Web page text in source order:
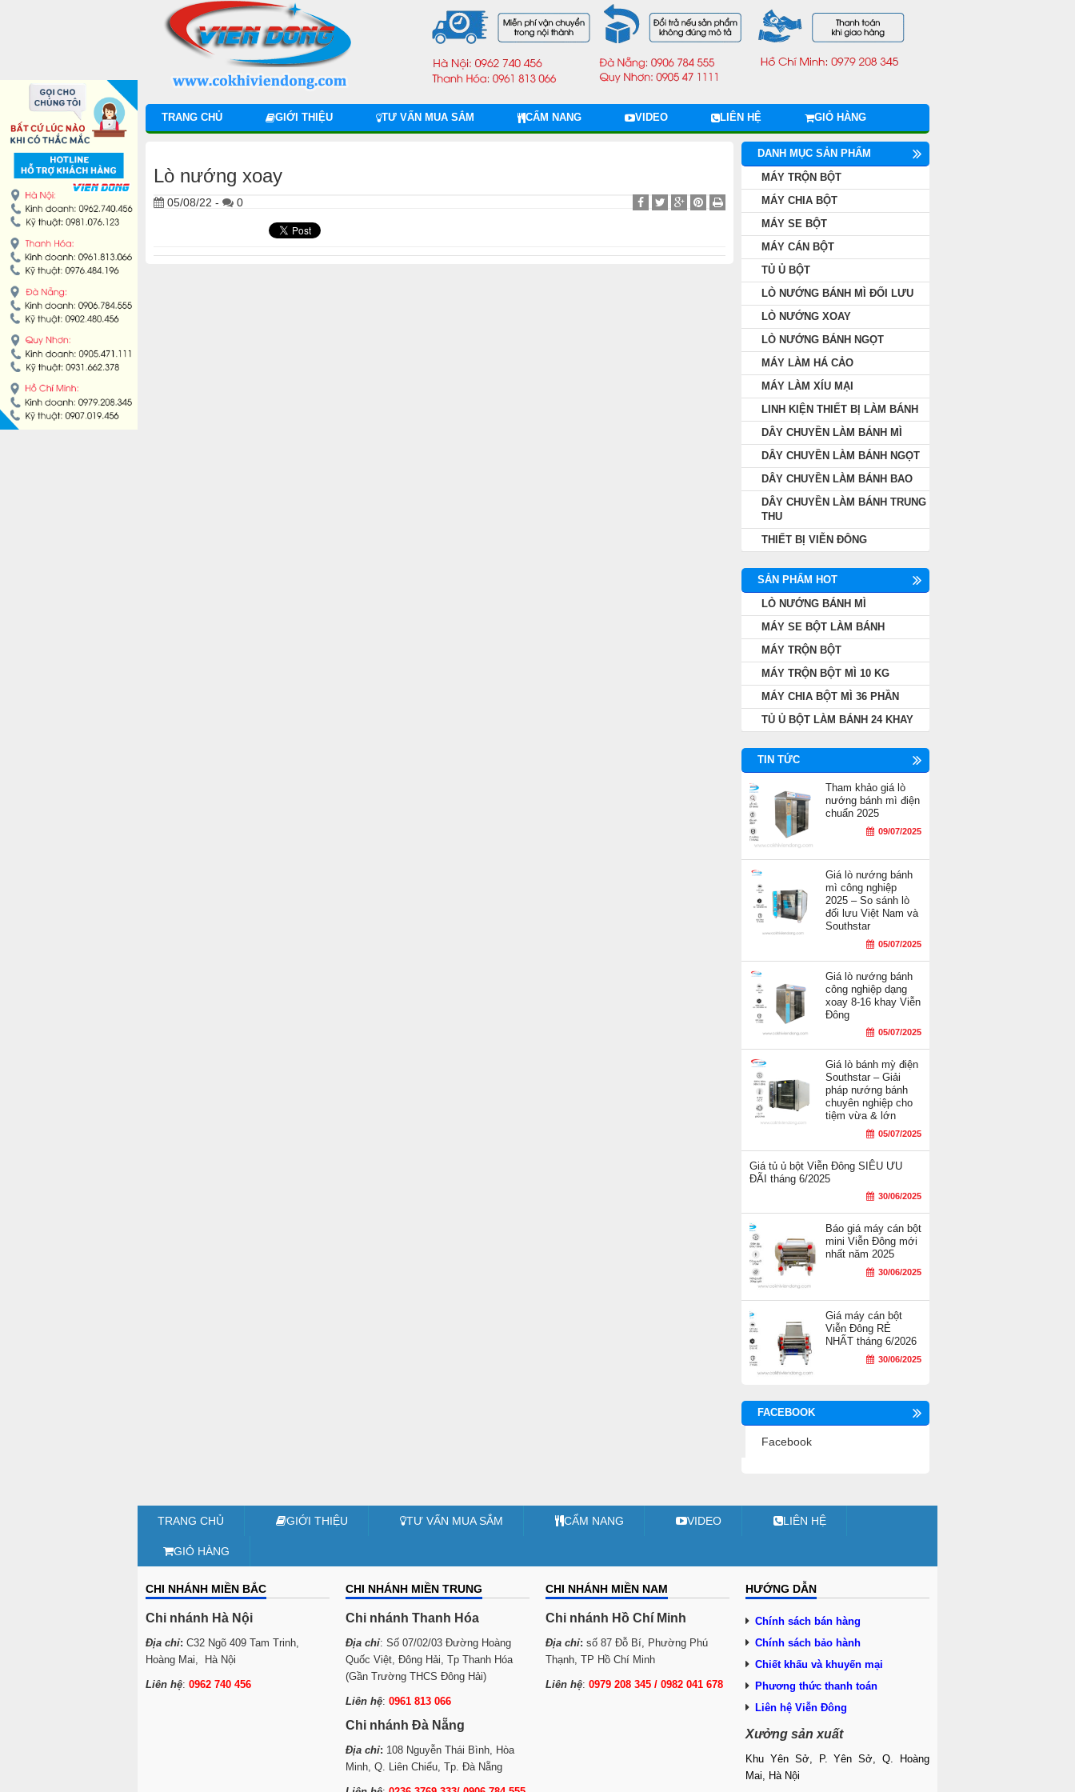
TRANG CHỦ GIỚI THIỆU TƯ VẤN MUA SẮM CẨM NANG VIDEO LIÊN HỆ GIỎ HÀNG
Lò nướng xoay
05/08/22 - 0
DANH MỤC SẢN PHẨM
MÁY TRỘN BỘT
MÁY CHIA BỘT
MÁY SE BỘT
MÁY CÁN BỘT
TỦ Ủ BỘT
LÒ NƯỚNG BÁNH MÌ ĐỐI LƯU
LÒ NƯỚNG XOAY
LÒ NƯỚNG BÁNH NGỌT
MÁY LÀM HÁ CẢO
MÁY LÀM XÍU MẠI
LINH KIỆN THIẾT BỊ LÀM BÁNH
DÂY CHUYỀN LÀM BÁNH MÌ
DÂY CHUYỀN LÀM BÁNH NGỌT
DÂY CHUYỀN LÀM BÁNH BAO
DÂY CHUYỀN LÀM BÁNH TRUNG
THU
THIẾT BỊ VIỄN ĐÔNG
SẢN PHẨM HOT
LÒ NƯỚNG BÁNH MÌ
MÁY SE BỘT LÀM BÁNH
MÁY TRỘN BỘT
MÁY TRỘN BỘT MÌ 10 KG
MÁY CHIA BỘT MÌ 36 PHẦN
TỦ Ủ BỘT LÀM BÁNH 24 KHAY
TIN TỨC
Tham khảo giá lò
nướng bánh mì điện
chuẩn 2025
09/07/2025
Giá lò nướng bánh
mì công nghiệp
2025 – So sánh lò
đối lưu Việt Nam và
Southstar
05/07/2025
Giá lò nướng bánh
công nghiệp dạng
xoay 8-16 khay Viễn
Đông
05/07/2025
Giá lò bánh mỳ điện
Southstar – Giải
pháp nướng bánh
chuyên nghiệp cho
tiệm vừa & lớn
05/07/2025
Giá tủ ủ bột Viễn Đông SIÊU ƯU
ĐÃI tháng 6/2025
30/06/2025
Báo giá máy cán bột
mini Viễn Đông mới
nhất năm 2025
30/06/2025
Giá máy cán bột
Viễn Đông RẺ
NHẤT tháng 6/2026
30/06/2025
FACEBOOK
Facebook
TRANG CHỦ GIỚI THIỆU TƯ VẤN MUA SẮM CẨM NANG VIDEO LIÊN HỆ
GIỎ HÀNG
CHI NHÁNH MIỀN BẮC
Chi nhánh Hà Nội
Địa chỉ: C32 Ngõ 409 Tam Trinh,
Hoàng Mai, Hà Nội
Liên hệ: 0962 740 456
CHI NHÁNH MIỀN TRUNG
Chi nhánh Thanh Hóa
Địa chỉ: Số 07/02/03 Đường Hoàng
Quốc Việt, Đông Hải, Tp Thanh Hóa
(Gần Trường THCS Đông Hải)
Liên hệ: 0961 813 066
Chi nhánh Đà Nẵng
Địa chỉ: 108 Nguyễn Thái Bình, Hòa
Minh, Q. Liên Chiểu, Tp. Đà Nẵng
CHI NHÁNH MIỀN NAM
Chi nhánh Hồ Chí Minh
Địa chỉ: số 87 Đỗ Bí, Phường Phú
Thạnh, TP Hồ Chí Minh
Liên hệ: 0979 208 345 / 0982 041 678
HƯỚNG DẪN
Chính sách bán hàng
Chính sách bảo hành
Chiết khấu và khuyến mại
Phương thức thanh toán
Liên hệ Viễn Đông
Xưởng sản xuất
Khu Yên Sở, P. Yên Sở, Q. Hoàng
Mai, Hà Nội
MÁY CHIA BỘT
MÁY SE BỘT
MÁY CÁN BỘT
TỦ Ủ BỘT
LÒ NƯỚNG BÁNH MÌ ĐỐI LƯU
LÒ NƯỚNG XOAY
LÒ NƯỚNG BÁNH NGỌT
MÁY LÀM XÍU MẠI